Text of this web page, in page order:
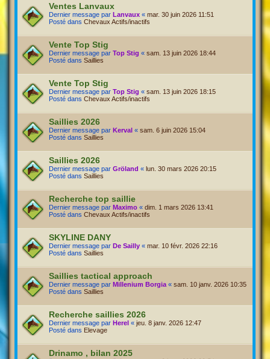
Ventes Lanvaux
Dernier message par Lanvaux « mar. 30 juin 2026 11:51
Posté dans Chevaux Actifs/inactifs
Vente Top Stig
Dernier message par Top Stig « sam. 13 juin 2026 18:44
Posté dans Saillies
Vente Top Stig
Dernier message par Top Stig « sam. 13 juin 2026 18:15
Posté dans Chevaux Actifs/inactifs
Saillies 2026
Dernier message par Kerval « sam. 6 juin 2026 15:04
Posté dans Saillies
Saillies 2026
Dernier message par Gröland « lun. 30 mars 2026 20:15
Posté dans Saillies
Recherche top saillie
Dernier message par Maximo « dim. 1 mars 2026 13:41
Posté dans Chevaux Actifs/inactifs
SKYLINE DANY
Dernier message par De Sailly « mar. 10 févr. 2026 22:16
Posté dans Saillies
Saillies tactical approach
Dernier message par Millenium Borgia « sam. 10 janv. 2026 10:35
Posté dans Saillies
Recherche saillies 2026
Dernier message par Herel « jeu. 8 janv. 2026 12:47
Posté dans Elevage
Drinamo , bilan 2025